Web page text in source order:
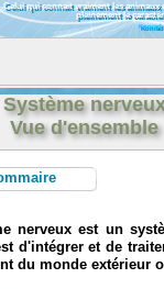
Celui qui connait vraiment les animaux
pleinement le
Konrad
Système
Vue d'ensemble
nerveux est un
d'intégrer et de
du monde extérieur